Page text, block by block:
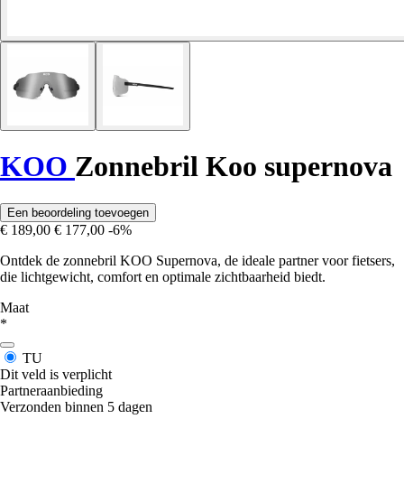
KOO Zonnebril Koo supernova
Een beoordeling toevoegen
€ 189,00 € 177,00 -6%
Ontdek de zonnebril KOO Supernova, de ideale partner voor fietsers,
die lichtgewicht, comfort en optimale zichtbaarheid biedt.
Maat
*
TU
Dit veld is verplicht
Partneraanbieding
Verzonden binnen 5 dagen